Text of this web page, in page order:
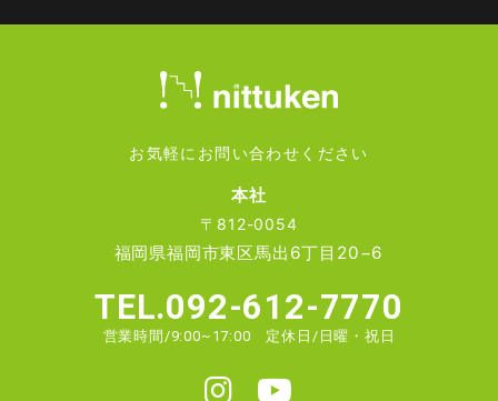
お気軽にお問い合わせください
本社
〒812-0054
福岡県福岡市東区馬出6丁目20−6
TEL.092-612-7770
営業時間/9:00~17:00 定休日/日曜・祝日